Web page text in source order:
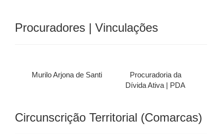
Procuradores | Vinculações
Murilo Arjona de Santi
Procuradoria da
Dívida Ativa | PDA
Circunscrição Territorial (Comarcas)